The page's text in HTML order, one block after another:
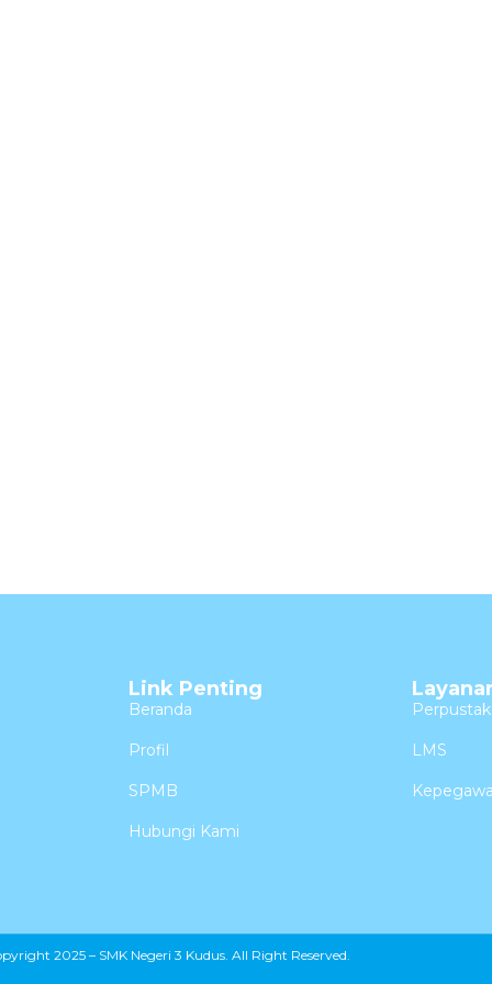
Link Penting
Beranda
Profil
SPMB
Hubungi Kami
LMS
2025 – SMK Negeri 3 Kudus. All Right Reserved.